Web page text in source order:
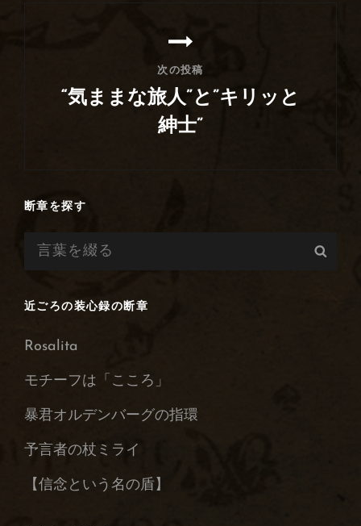
次の投稿
“気ままな旅人”と”キリッと
紳士”
投
断章を探す
検
近ごろの装心録の断章
Rosalita
モチーフは「こころ」
暴君オルデンバーグの指環
予言者の杖ミライ
【信念という名の盾】